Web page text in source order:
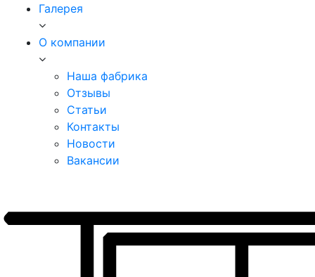
Галерея
О компании
Наша фабрика
Отзывы
Статьи
Контакты
Новости
Вакансии